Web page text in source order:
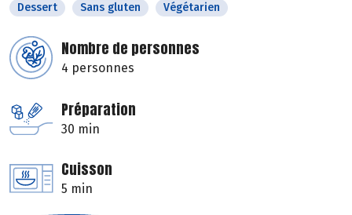
Dessert Sans gluten Végétarien
Nombre de personnes
4 personnes
Préparation
30 min
Cuisson
5 min